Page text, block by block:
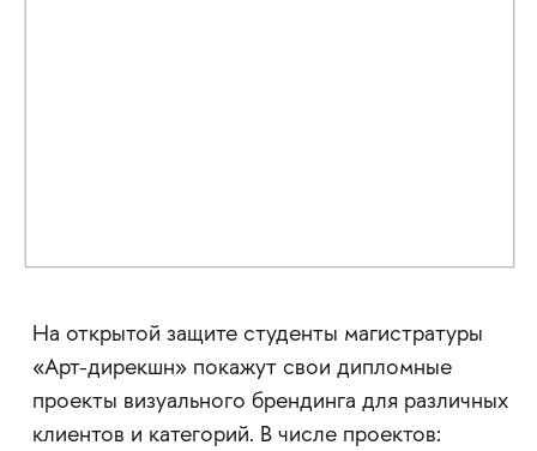
На открытой защите студенты магистратуры
«Арт-дирекшн» покажут свои дипломные
проекты визуального брендинга для различных
клиентов и категорий. В числе проектов: